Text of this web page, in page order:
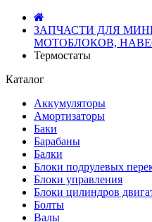
ЗАПЧАСТИ ДЛЯ
МОТОБЛОКОВ,
Термостаты
Каталог
Аккумуляторы
Амортизаторы
Баки
Барабаны
Балки
Блоки подрулевых
Блоки управления
Блоки цилиндров
Болты
Валы